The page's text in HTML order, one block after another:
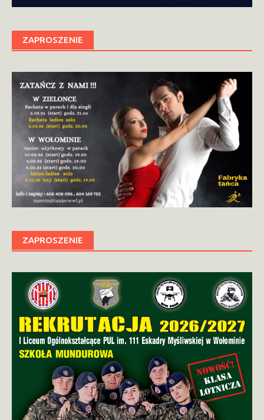
ZAPROSZENIE
ZAPROSZENIE